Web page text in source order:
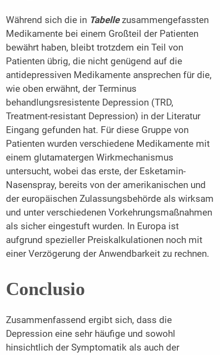
Während sich die in Tabelle zusammengefassten
Medikamente bei einem Großteil der Patienten
bewährt haben, bleibt trotzdem ein Teil von
Patienten übrig, die nicht genügend auf die
antidepressiven Medikamente ansprechen für die,
wie oben erwähnt, der Terminus
behandlungsresistente Depression (TRD,
Treatment-resistant Depression) in der Literatur
Eingang gefunden hat. Für diese Gruppe von
Patienten wurden verschiedene Medikamente mit
einem glutamatergen Wirkmechanismus
untersucht, wobei das erste, der Esketamin-
Nasenspray, bereits von der amerikanischen und
der europäischen Zulassungsbehörde als wirksam
und unter verschiedenen Vorkehrungsmaßnahmen
als sicher eingestuft wurden. In Europa ist
aufgrund spezieller Preiskalkulationen noch mit
einer Verzögerung der Anwendbarkeit zu rechnen.
Conclusio
Zusammenfassend ergibt sich, dass die
Depression eine sehr häufige und sowohl
hinsichtlich der Symptomatik als auch der